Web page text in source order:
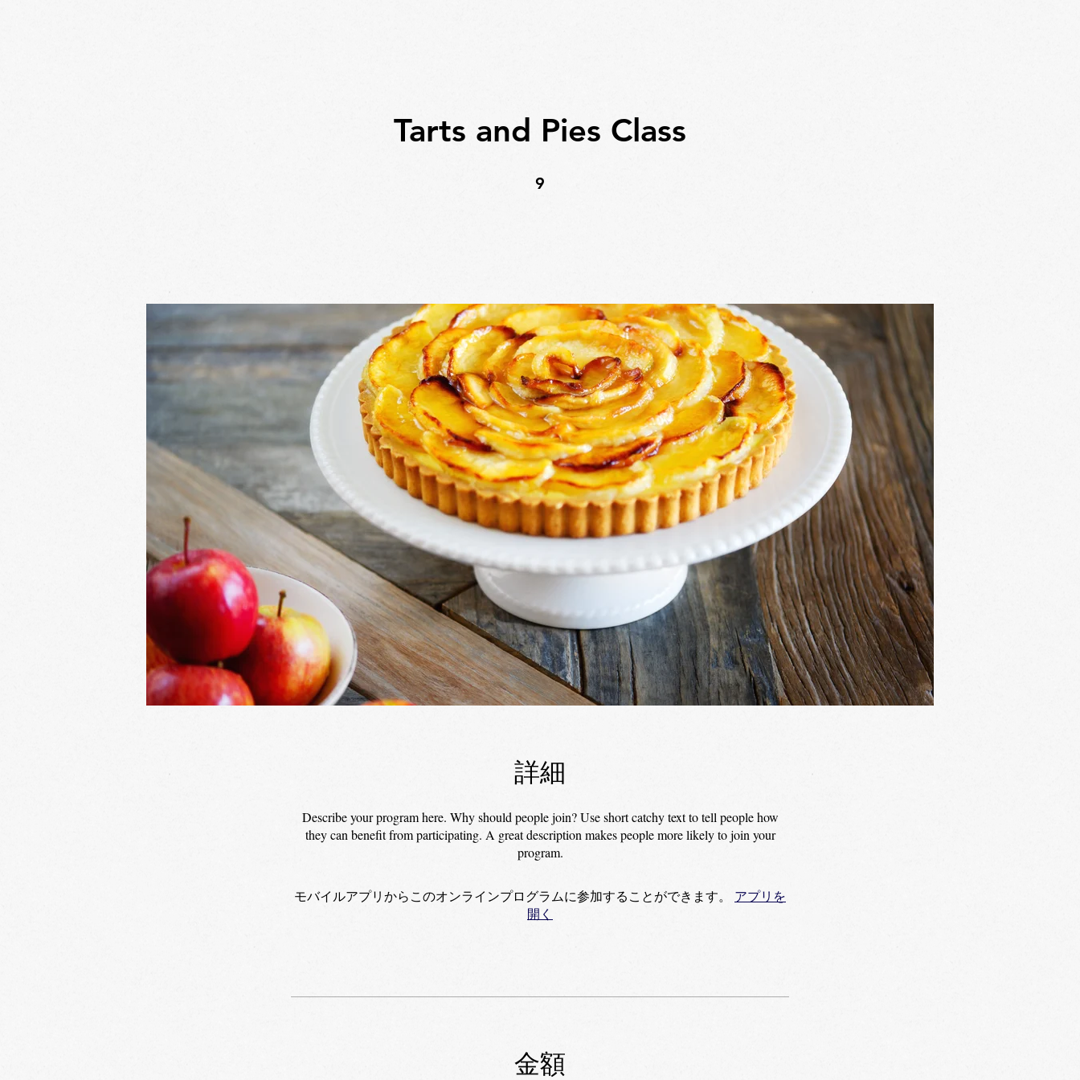
Tarts and Pies Class
9
9 undefined
詳細
Describe your program here. Why should people join? Use short catchy text to tell people how
they can benefit from participating. A great description makes people more likely to join your
program.
モバイルアプリからこのオンラインプログラムに参加することができます。
アプリを
開く
金額